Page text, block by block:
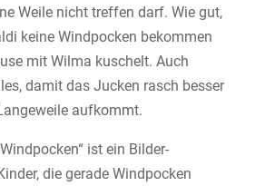
Weile nicht treffen darf. Wie gut,
keine Windpocken bekommen
mit Wilma kuschelt. Auch
damit das Jucken rasch besser
aufkommt.
ist ein Bilder-
die gerade Windpocken